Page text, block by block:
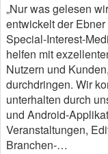
„Nur was gelesen
entwickelt der
Special-Interest-
helfen mit
Nutzern und
durchdringen. Wir
unterhalten durch
und Android-
Veranstaltungen,
Branchen-…